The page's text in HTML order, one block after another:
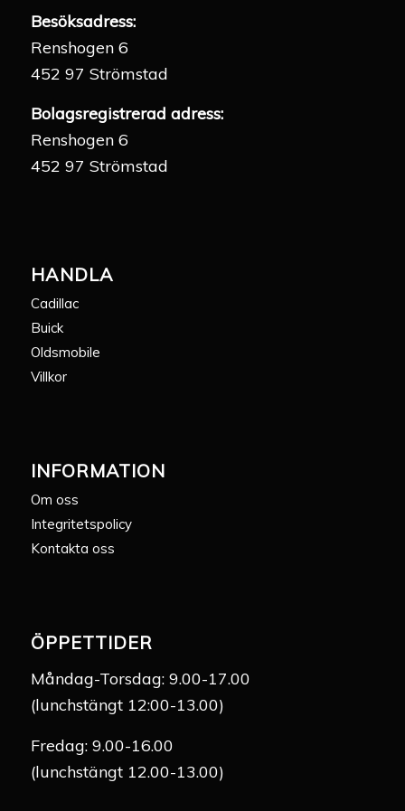
Besöksadress:
Renshogen 6
452 97 Strömstad
Bolagsregistrerad adress:
Renshogen 6
452 97 Strömstad
HANDLA
Cadillac
Buick
Oldsmobile
Villkor
INFORMATION
Om oss
Integritetspolicy
Kontakta oss
ÖPPETTIDER
Måndag-Torsdag: 9.00-17.00
(lunchstängt 12:00-13.00)
Fredag: 9.00-16.00
(lunchstängt 12.00-13.00)